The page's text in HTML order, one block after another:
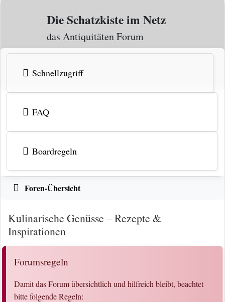
Zum Inhalt
Die Schatzkiste im Netz
das Antiquitäten Forum
Schnellzugriff
FAQ
Boardregeln
Foren-Übersicht
Kulinarische Genüsse – Rezepte &
Inspirationen
Forumsregeln
Damit das Forum übersichtlich und hilfreich bleibt, beachtet
bitte folgende Regeln: